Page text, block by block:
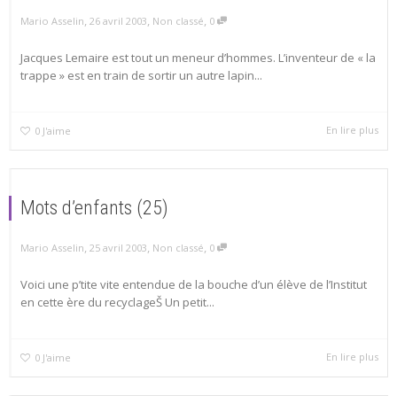
Mario Asselin 26 avril 2003 Non classé 0
Jacques Lemaire est tout un meneur d’hommes. L’inventeur de « la
trappe » est en train de sortir un autre lapin...
0 J'aime En lire plus
Mots d’enfants (25)
Mario Asselin, 25 avril 2003, Non classé, 0
Voici une p’tite vite entendue de la bouche d’un élève de l’Institut
en cette ère du recyclageŠ Un petit...
0 J'aime En lire plus